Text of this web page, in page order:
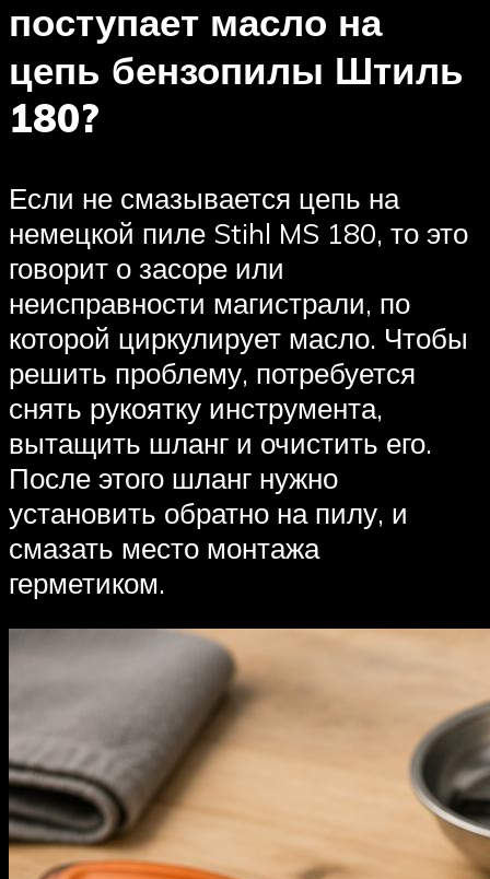
поступает масло на
цепь бензопилы Штиль
180?
Если не смазывается цепь на
немецкой пиле Stihl MS 180, то это
говорит о засоре или
неисправности магистрали, по
которой циркулирует масло. Чтобы
решить проблему, потребуется
снять рукоятку инструмента,
вытащить шланг и очистить его.
После этого шланг нужно
установить обратно на пилу, и
смазать место монтажа
герметиком.